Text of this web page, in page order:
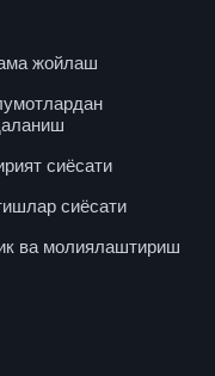
жойлаш
сиёсати
сиёсати
ва молиялаштириш